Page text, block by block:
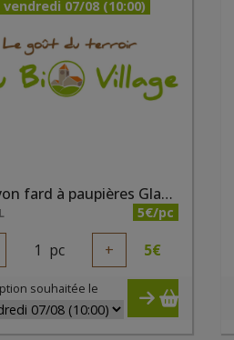
vendredi 07/08 (10:00)
Crayon fard à paupières Glacier nacré bio
5€/pc
1 pc + 5€
souhaitée le